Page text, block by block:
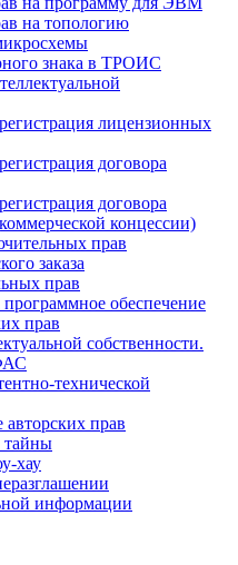
на топологию
знака в ТРОИС
лицензионных
договора
договора
концессии)
прав
заказа
прав
обеспечение
прав
собственности.
технической
прав
тайны
хау
информации